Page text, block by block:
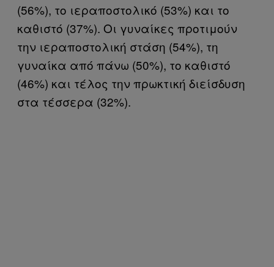
(56%), το ιεραποστολικό (53%) και το
καθιστό (37%). Οι γυναίκες προτιμούν
την ιεραποστολική στάση (54%), τη
γυναίκα από πάνω (50%), το καθιστό
(46%) και τέλος την πρωκτική διείσδυση
στα τέσσερα (32%).